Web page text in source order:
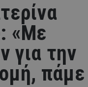
«Με
για την